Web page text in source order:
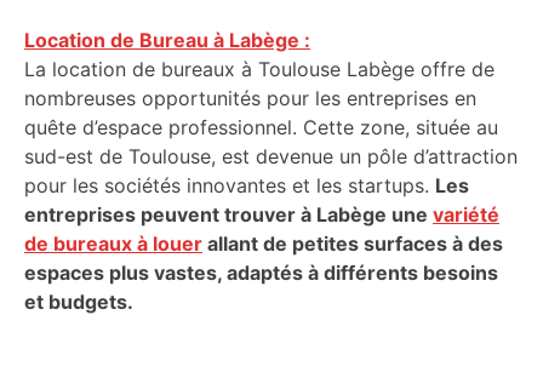
Location de Bureau à Labège :
La location de bureaux à Toulouse Labège offre de
nombreuses opportunités pour les entreprises en
quête d’espace professionnel. Cette zone, située au
sud-est de Toulouse, est devenue un pôle d’attraction
pour les sociétés innovantes et les startups. Les
entreprises peuvent trouver à Labège une variété
de bureaux à louer allant de petites surfaces à des
espaces plus vastes, adaptés à différents besoins
et budgets.